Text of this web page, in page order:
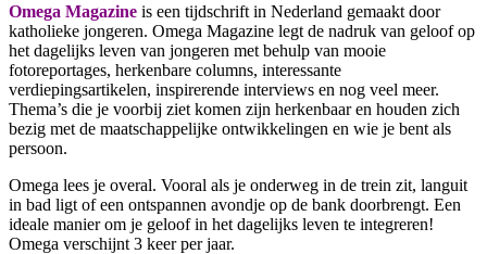
Omega Magazine is een tijdschrift in Nederland gemaakt door
katholieke jongeren. Omega Magazine legt de nadruk van geloof op
het dagelijks leven van jongeren met behulp van mooie
fotoreportages, herkenbare columns, interessante
verdiepingsartikelen, inspirerende interviews en nog veel meer.
Thema’s die je voorbij ziet komen zijn herkenbaar en houden zich
bezig met de maatschappelijke ontwikkelingen en wie je bent als
persoon.
Omega lees je overal. Vooral als je onderweg in de trein zit, languit
in bad ligt of een ontspannen avondje op de bank doorbrengt. Een
ideale manier om je geloof in het dagelijks leven te integreren!
Omega verschijnt 3 keer per jaar.